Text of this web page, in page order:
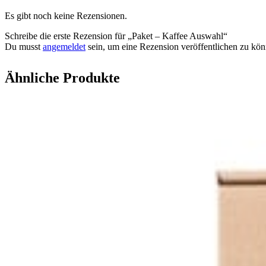
Es gibt noch keine Rezensionen.
Schreibe die erste Rezension für „Paket – Kaffee Auswahl“
Du musst angemeldet sein, um eine Rezension veröffentlichen zu
Ähnliche Produkte